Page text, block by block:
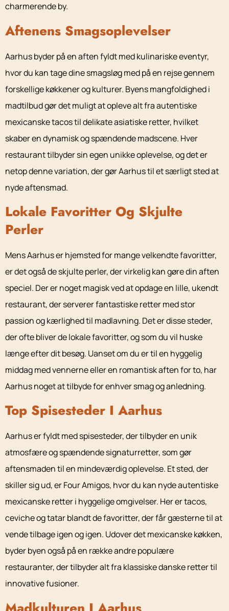
charmerende by.
Aftenens Smagsoplevelser
Aarhus byder på en aften fyldt med kulinariske eventyr,
hvor du kan tage dine smagsløg med på en rejse gennem
forskellige køkkener og kulturer. Byens mangfoldighed i
madtilbud gør det muligt at opleve alt fra autentiske
mexicanske tacos til delikate asiatiske retter, hvilket
skaber en dynamisk og spændende madscene. Hver
restaurant tilbyder sin egen unikke oplevelse, og det er
netop denne variation, der gør Aarhus til et særligt sted at
nyde aftensmad.
Lokale Favoritter Og Skjulte
Perler
Mens Aarhus er hjemsted for mange velkendte favoritter,
er det også de skjulte perler, der virkelig kan gøre din aften
speciel. Der er noget magisk ved at opdage en lille, ukendt
restaurant, der serverer fantastiske retter med stor
passion og kærlighed til madlavning. Det er disse steder,
der ofte bliver de lokale favoritter, og som du vil huske
længe efter dit besøg. Uanset om du er til en hyggelig
middag med vennerne eller en romantisk aften for to, har
Aarhus noget at tilbyde for enhver smag og anledning.
Top Spisesteder I Aarhus
Aarhus er fyldt med spisesteder, der tilbyder en unik
atmosfære og spændende signaturretter, som gør
aftensmaden til en mindeværdig oplevelse. Et sted, der
skiller sig ud, er Four Amigos, hvor du kan nyde autentiske
mexicanske retter i hyggelige omgivelser. Her er tacos,
ceviche og tatar blandt de favoritter, der får gæsterne til at
vende tilbage igen og igen. Udover det mexicanske køkken,
byder byen også på en række andre populære
restauranter, der tilbyder alt fra klassiske danske retter til
innovative fusioner.